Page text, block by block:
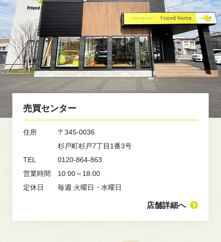
売買センター
住所
〒345-0036
杉戸町杉戸7丁目1番3号
TEL
0120-864-863
営業時間
10:00～18:00
定休日
毎週 火曜日・水曜日
店舗詳細へ